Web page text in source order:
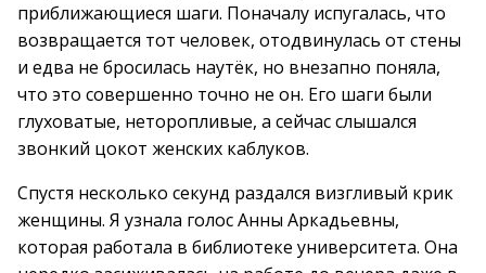
приближающиеся шаги. Поначалу испугалась, что
возвращается тот человек, отодвинулась от стены
и едва не бросилась наутёк, но внезапно поняла,
что это совершенно точно не он. Его шаги были
глуховатые, неторопливые, а сейчас слышался
звонкий цокот женских каблуков.
Спустя несколько секунд раздался визгливый крик
женщины. Я узнала голос Анны Аркадьевны,
которая работала в библиотеке университета. Она